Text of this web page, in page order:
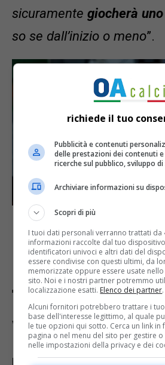
sicuramente giocherà
so se dall’inizio o meno”.
Infortuni e
tecniche: cosa
vigilia
richiede il tuo
Pubblicità e contenuti
delle prestazioni dei contenuti
ricerche sul pubblico, sviluppo
Archiviare informazioni su
Scopri di più
I tuoi dati personali verranno trattati da
informazioni raccolte dal tuo
identificatori univoci e altri dati del
essere condivise con questi ultimi, da
memorizzate oppure essere usate
sito. Noi e i nostri partner potremmo
localizzazione esatti. Elenco dei partner.
Alcuni fornitori potrebbero trattare i
base dell'interesse legittimo, al quale
le tue opzioni qui sotto. Cerca un link in
pagina o nel menu del sito per gestire
nelle impostazioni della privacy e dei